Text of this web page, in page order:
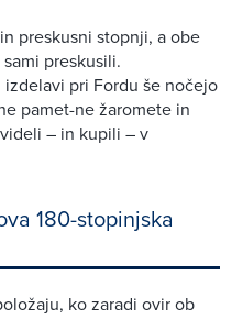
preskusni stopnji, a obe
preskusili.
pri Fordu še nočejo
pamet-ne žaromete in
– in kupili – v
180-stopinjska
ko zaradi ovir ob